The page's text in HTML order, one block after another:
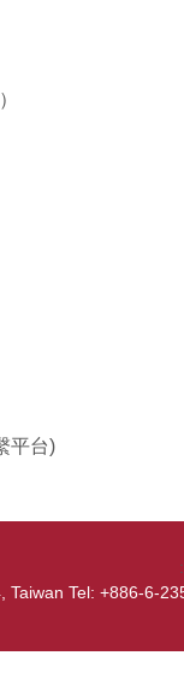
平台)
Tel: +886-6-